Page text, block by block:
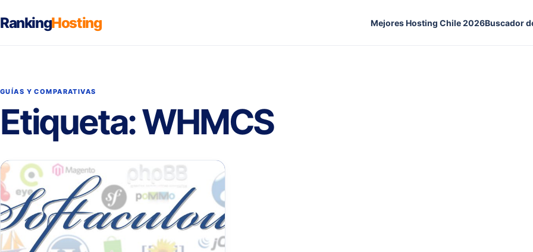
RankingHosting Mejores Hosting Chile 2026Buscador
GUÍAS Y COMPARATIVAS
Etiqueta:WHMCS